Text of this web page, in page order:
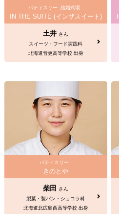
パティスリー 結婚式場
IN THE SUITE (インザスイート)
土井 さん
スイーツ・フード実践科
北海道音更高等学校 出身
パティスリー
きのとや
柴田
さん
製菓・製パン・ショコラ科
北海道北広島西高等学校 出身